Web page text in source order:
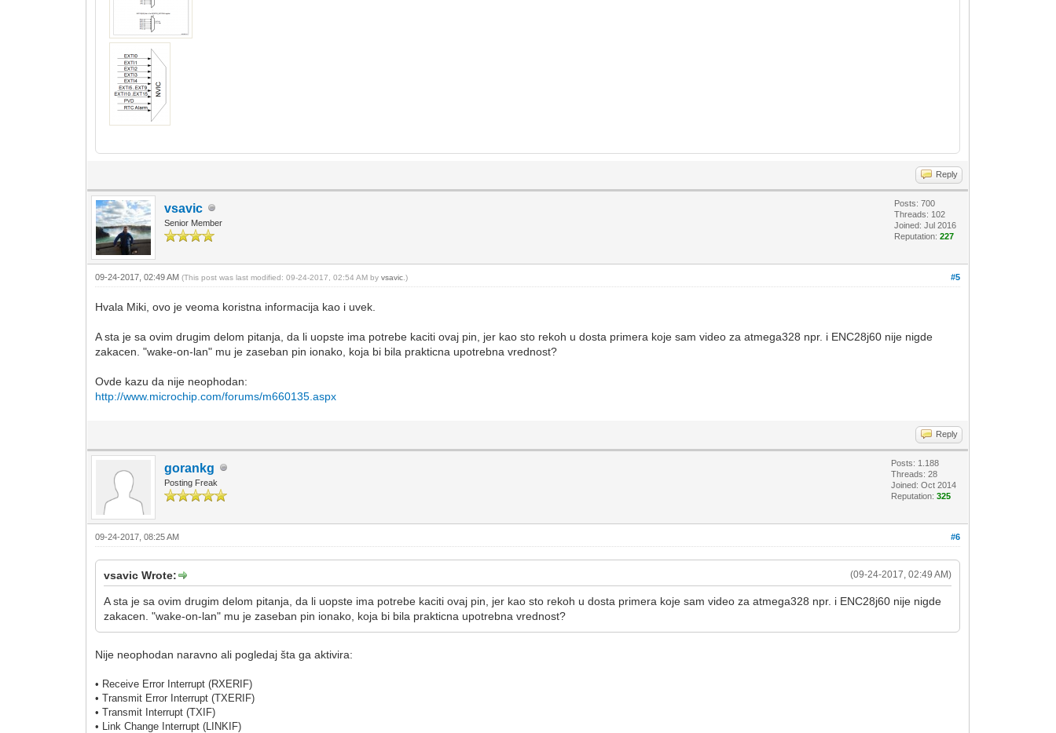
Reply
vsavic
Senior Member
Posts: 700
Threads: 102
Joined: Jul 2016
Reputation:227
#5
09-24-2017, 02:49 AM(This post was last modified: 09-24-2017, 02:54 AM byvsavic .)
Hvala Miki, ovo je veoma koristna informacija kao i uvek.
A sta je sa ovim drugim delom pitanja, da li uopste ima potrebe kaciti ovaj pin, jer kao sto rekoh u dosta primera koje sam video za atmega328 npr. i ENC28j60 nije nigde
zakacen. "wake-on-lan" mu je zaseban pin ionako, koja bi bila prakticna upotrebna vrednost?
Ovde kazu da nije neophodan:
http://www.microchip.com/forums/m660135.aspx
Reply
gorankg
Posting Freak
Posts: 1.188
Threads: 28
Joined: Oct 2014
Reputation:325
#6
09-24-2017, 08:25 AM
(09-24-2017, 02:49 AM)
vsavic Wrote:
A sta je sa ovim drugim delom pitanja, da li uopste ima potrebe kaciti ovaj pin, jer kao sto rekoh u dosta primera koje sam video za atmega328 npr. i ENC28j60 nije nigde
zakacen. "wake-on-lan" mu je zaseban pin ionako, koja bi bila prakticna upotrebna vrednost?
Nije neophodan naravno ali pogledaj šta ga aktivira:
• Receive Error Interrupt (RXERIF)
• Transmit Error Interrupt (TXERIF)
• Transmit Interrupt (TXIF)
• Link Change Interrupt (LINKIF)